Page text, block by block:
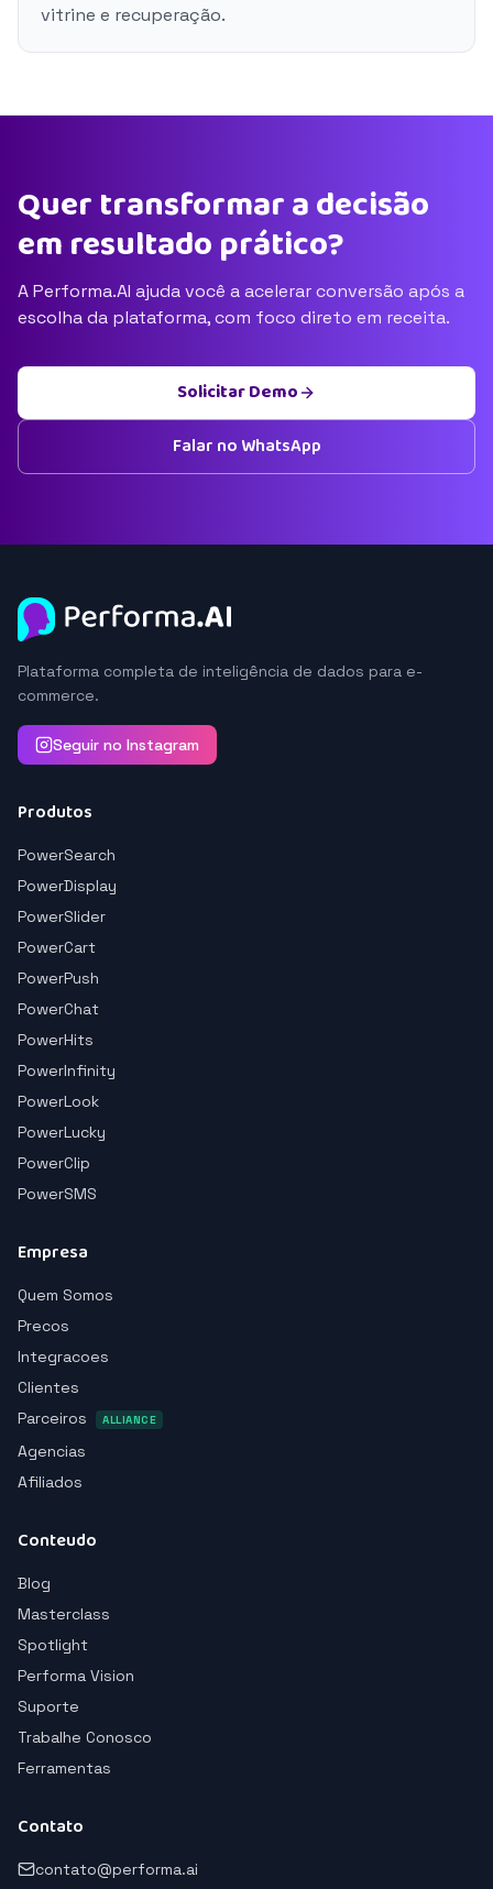
vitrine e recuperação.
Quer transformar a decisão
em resultado prático?
A Performa.AI ajuda você a acelerar conversão após a
escolha da plataforma, com foco direto em receita.
Solicitar Demo
Falar no WhatsApp
Plataforma completa de inteligência de dados para e-
commerce.
Seguir no Instagram
Produtos
PowerSearch
PowerDisplay
PowerSlider
PowerCart
PowerPush
PowerChat
PowerHits
PowerInfinity
PowerLook
PowerLucky
PowerClip
PowerSMS
Empresa
Quem Somos
Precos
Integracoes
Clientes
Parceiros
ALLIANCE
Agencias
Afiliados
Conteudo
Blog
Masterclass
Spotlight
Performa Vision
Suporte
Trabalhe Conosco
Ferramentas
Contato
contato@performa.ai